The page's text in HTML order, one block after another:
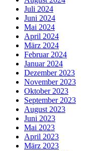
Juli 2024
Juni 2024
Mai 2024
April 2024
März 2024
Februar 2024
Januar 2024
Dezember 2023
November 2023
Oktober 2023
September 2023
August 2023
Juni 2023
Mai 2023
April 2023
März 2023